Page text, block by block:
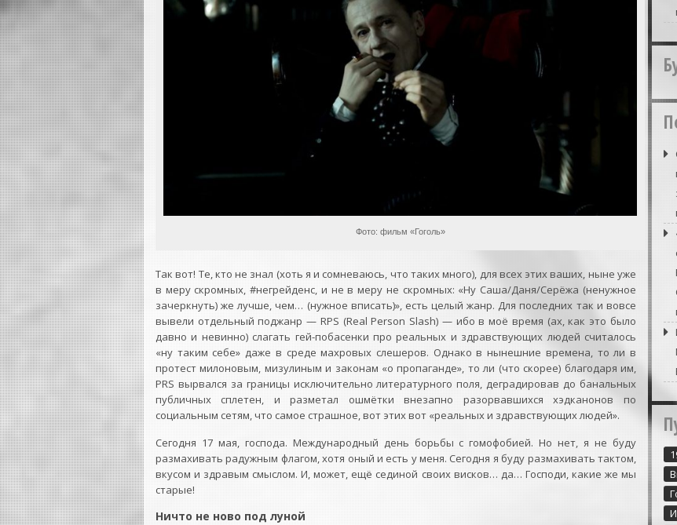
Фото: фильм «Гоголь»
Так вот! Те, кто не знал (хоть я и сомневаюсь, что таких много), для всех этих ваших, ныне уже
в меру скромных, #негрейденс, и не в меру не скромных: «Ну Саша/Даня/Серёжа (ненужное
зачеркнуть) же лучше, чем… (нужное вписать)», есть целый жанр. Для последних так и вовсе
вывели отдельный поджанр — RPS (Real Person Slash) — ибо в моё время (ах, как это было
давно и невинно) слагать гей-побасенки про реальных и здравствующих людей считалось
«ну таким себе» даже в среде махровых слешеров. Однако в нынешние времена, то ли в
протест милоновым, мизулиным и законам «о пропаганде», то ли (что скорее) благодаря им,
PRS вырвался за границы исключительно литературного поля, деградировав до банальных
публичных сплетен, и разметал ошмётки внезапно разорвавшихся хэдканонов по
социальным сетям, что самое страшное, вот этих вот «реальных и здравствующих людей».
Сегодня 17 мая, господа. Международный день борьбы с гомофобией. Но нет, я не буду
размахивать радужным флагом, хотя оный и есть у меня. Сегодня я буду размахивать тактом,
вкусом и здравым смыслом. И, может, ещё сединой своих висков… да… Господи, какие же мы
старые!
Ничто не ново под луной